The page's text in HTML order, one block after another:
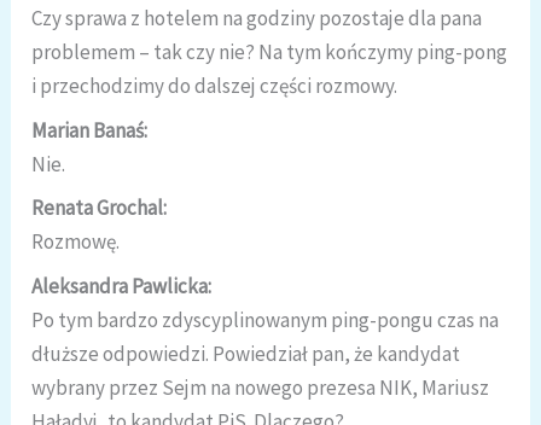
Czy sprawa z hotelem na godziny pozostaje dla pana
problemem – tak czy nie? Na tym kończymy ping-pong
i przechodzimy do dalszej części rozmowy.
Marian Banaś:
Nie.
Renata Grochal:
Rozmowę.
Aleksandra Pawlicka:
Po tym bardzo zdyscyplinowanym ping-pongu czas na
dłuższe odpowiedzi. Powiedział pan, że kandydat
wybrany przez Sejm na nowego prezesa NIK, Mariusz